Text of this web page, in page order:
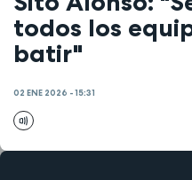
todos los
batir"
02 ENE 2026 - 15:31